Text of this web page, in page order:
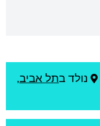
נולד בתל אביב,